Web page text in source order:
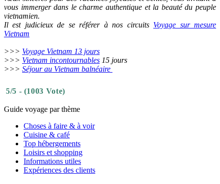
vous immerger dans le charme authentique et la beauté du peuple
vietnamien.
Il est judicieux de se référer à nos circuits Voyage sur mesure
Vietnam
>>> Voyage Vietnam 13 jours
>>> Vietnam incontournables 15 jours
>>> Séjour au Vietnam balnéaire
5/5 - (1003 Vote)
Guide voyage par thème
Choses à faire & à voir
Cuisine & café
Top hébergements
Loisirs et shopping
Informations utiles
Expériences des clients